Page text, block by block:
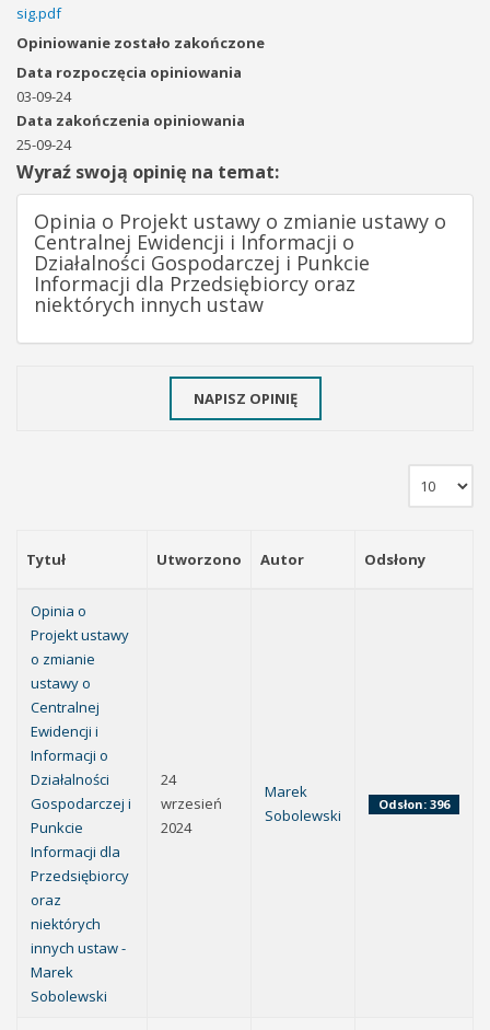
sig.pdf
Opiniowanie zostało zakończone
Data rozpoczęcia opiniowania
03-09-24
Data zakończenia opiniowania
25-09-24
Wyraź swoją opinię na temat:
Opinia o Projekt ustawy o zmianie ustawy o
Centralnej Ewidencji i Informacji o
Działalności Gospodarczej i Punkcie
Informacji dla Przedsiębiorcy oraz
niektórych innych ustaw
NAPISZ OPINIĘ
Tytuł Utworzono Autor Odsłony
Opinia o
Projekt ustawy
o zmianie
ustawy o
Centralnej
Ewidencji i
Informacji o
Działalności
Gospodarczej i
Punkcie
Informacji dla
Przedsiębiorcy
oraz
niektórych
innych ustaw -
Marek
Sobolewski
24
wrzesień
2024
Marek
Sobolewski
Odsłon: 396